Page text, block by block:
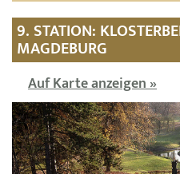
9. STATION:
MAGDEBURG
Auf Karte anzeigen »